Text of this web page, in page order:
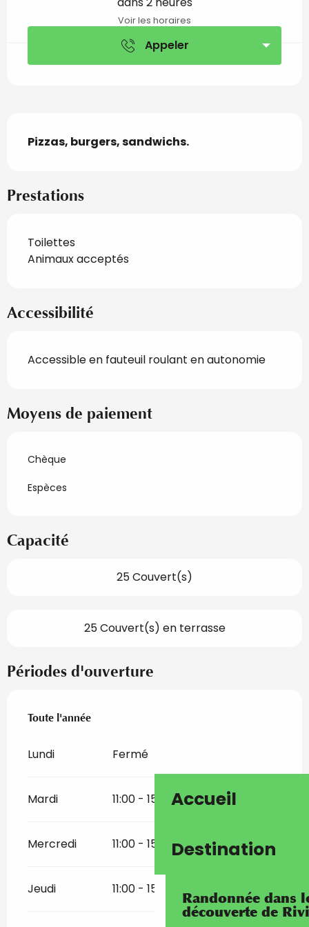
Accueil
Destination
Randonnée dans
découverte de
Voir les horaires
Appeler
Description
Pizzas, burgers, sandwichs.
Prestations
Toilettes
Animaux acceptés
Accessibilité
Accessible en fauteuil roulant en autonomie
Moyens de paiement
Chèque
Espèces
Capacité
25 Couvert(s)
25 Couvert(s) en terrasse
Périodes d'ouverture
Toute l'année
Toute l'année
Lundi Fermé
Mardi 11:00 - 15:00 18:00 - 22:00
Mercredi 11:00 - 15:00 18:00 - 22:00
Jeudi 11:00 - 15:00 18:00 - 22:00